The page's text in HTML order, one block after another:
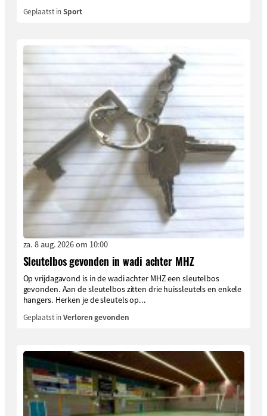
Geplaatst inSport
za. 8 aug. 2026 om 10:00
Sleutelbos gevonden in wadi achter MHZ
Op vrijdagavond is in de wadi achter MHZ een sleutelbos
gevonden. Aan de sleutelbos zitten drie huissleutels en enkele
hangers. Herken je de sleutels op...
Geplaatst inVerloren gevonden